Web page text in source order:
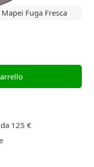
Fuga Fresca
125 €